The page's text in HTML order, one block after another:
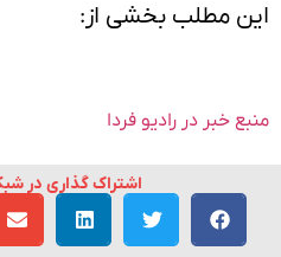
این مطلب بخشی از:
منبع خبر در رادیو فردا
اشتراک گذاری در